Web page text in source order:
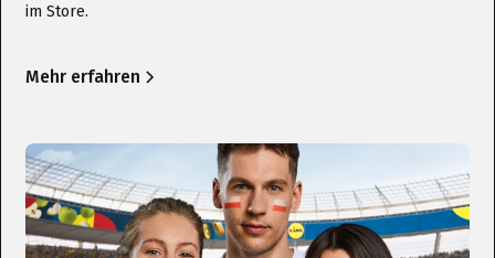
im Store.
Mehr erfahren